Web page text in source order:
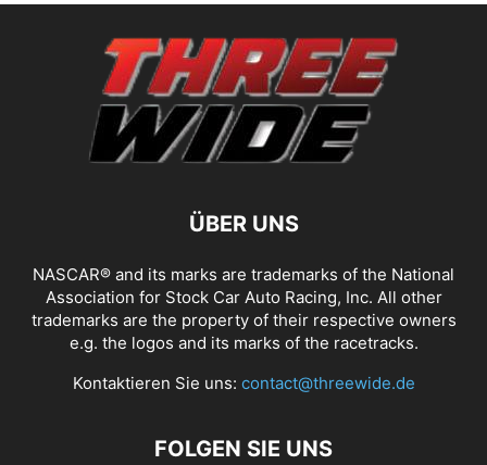
ÜBER UNS
NASCAR® and its marks are trademarks of the National
Association for Stock Car Auto Racing, Inc. All other
trademarks are the property of their respective owners
e.g. the logos and its marks of the racetracks.
Kontaktieren Sie uns: contact@threewide.de
FOLGEN SIE UNS